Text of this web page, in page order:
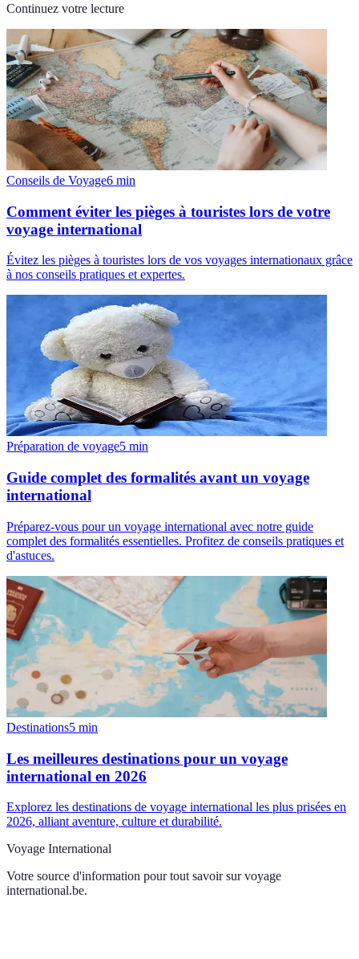
Continuez votre lecture
Conseils de Voyage6 min
Comment éviter les pièges à touristes lors de votre
voyage international
Évitez les pièges à touristes lors de vos voyages internationaux grâce
à nos conseils pratiques et expertes.
Préparation de voyage5 min
Guide complet des formalités avant un voyage
international
Préparez-vous pour un voyage international avec notre guide
complet des formalités essentielles. Profitez de conseils pratiques et
d'astuces.
Destinations5 min
Les meilleures destinations pour un voyage
international en 2026
Explorez les destinations de voyage international les plus prisées en
2026, alliant aventure, culture et durabilité.
Voyage International
Votre source d'information pour tout savoir sur voyage
international.be.